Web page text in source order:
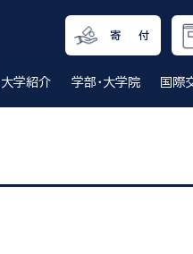
寄 付
大学紹介 学部・大学院 国際